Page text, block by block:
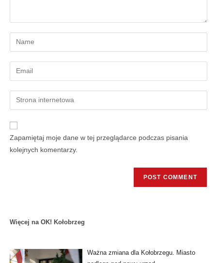
Zapamiętaj moje dane w tej przeglądarce podczas pisania
kolejnych komentarzy.
Więcej na OK! Kołobrzeg
Ważna zmiana dla Kołobrzegu. Miasto